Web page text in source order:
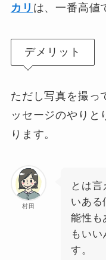
カリ は、一番高値
デメリット
ただし写真を撮っ
ッセージのやりと
ります。
村田
とは
いある
能性も
もいい
す。